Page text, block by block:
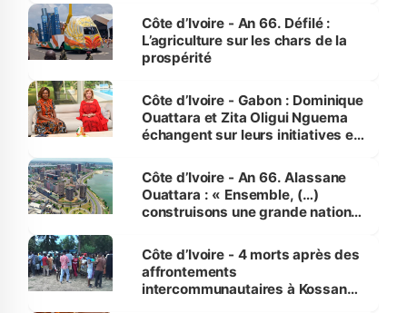
Côte d’Ivoire - An 66. Défilé :
L’agriculture sur les chars de la
prospérité
Côte d’Ivoire - Gabon : Dominique
Ouattara et Zita Oligui Nguema
échangent sur leurs initiatives en
enfants
Côte d’Ivoire - An 66. Alassane
Ouattara : « Ensemble, (…)
construisons une grande nation
générations futures »
Côte d’Ivoire - 4 morts après des
affrontements
intercommunautaires à Kossandji